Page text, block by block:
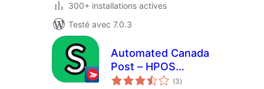
300+ installations actives
Testé avec 7.0.3
Automated Canada
Post – HPOS
Supported
(3notes
en
)